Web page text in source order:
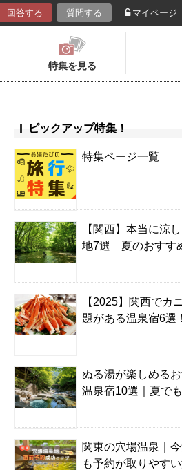
回答する 質問する マイページ
特集を見る
ピックアップ特集！
特集ページ一覧
【関西】本当に涼
地7選 夏のおすす
【2025】関西でカ
題がある温泉宿6選
ぬる湯が楽しめる
温泉宿10選｜夏で
関東の穴場温泉｜
も予約が取りやす